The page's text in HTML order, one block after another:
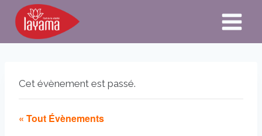
Aller
contenu
Cet évènement est passé.
« Tout Évènements